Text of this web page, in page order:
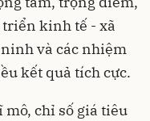
triển kinh tế - xã
và các nhiệm
kết quả tích cực.
chỉ số giá tiêu